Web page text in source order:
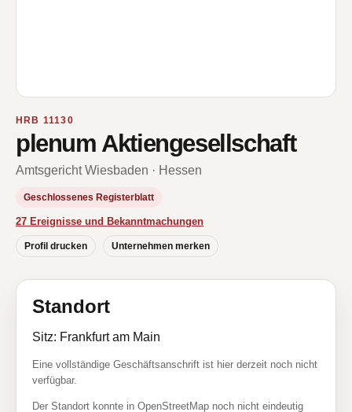
HRB 11130
plenum Aktiengesellschaft
Amtsgericht Wiesbaden · Hessen
Geschlossenes Registerblatt
27 Ereignisse und Bekanntmachungen
Profil drucken Unternehmen merken
Standort
Sitz: Frankfurt am Main
Eine vollständige Geschäftsanschrift ist hier derzeit noch nicht
verfügbar.
Der Standort konnte in OpenStreetMap noch nicht eindeutig